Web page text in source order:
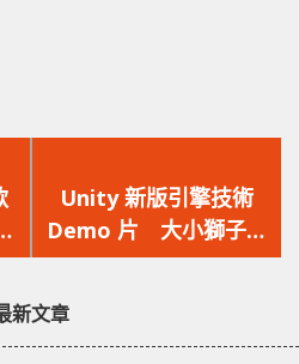
一
篇
文
Unity 新版引擎技術
Demo 片 大小獅子栩
栩如生
新文章